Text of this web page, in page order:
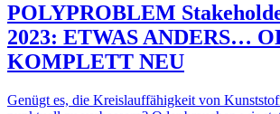
POLYPROBLEM
2023: ETWAS ANDERS…
KOMPLETT NEU
Genügt es, die Kreislauffähigkeit von